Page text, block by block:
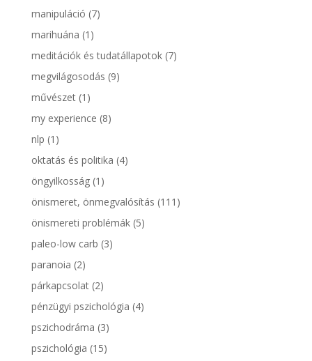
manipuláció (7)
marihuána (1)
meditációk és tudatállapotok(7)
megvilágosodás (9)
művészet(1)
my experience (8)
nlp (1)
oktatás és politika (4)
öngyilkosság(1)
önismeret, önmegvalósítás (111)
önismereti problémák(5)
paleo-low carb (3)
paranoia (2)
párkapcsolat(2)
pénzügyi pszichológia (4)
pszichodráma (3)
pszichológia (15)